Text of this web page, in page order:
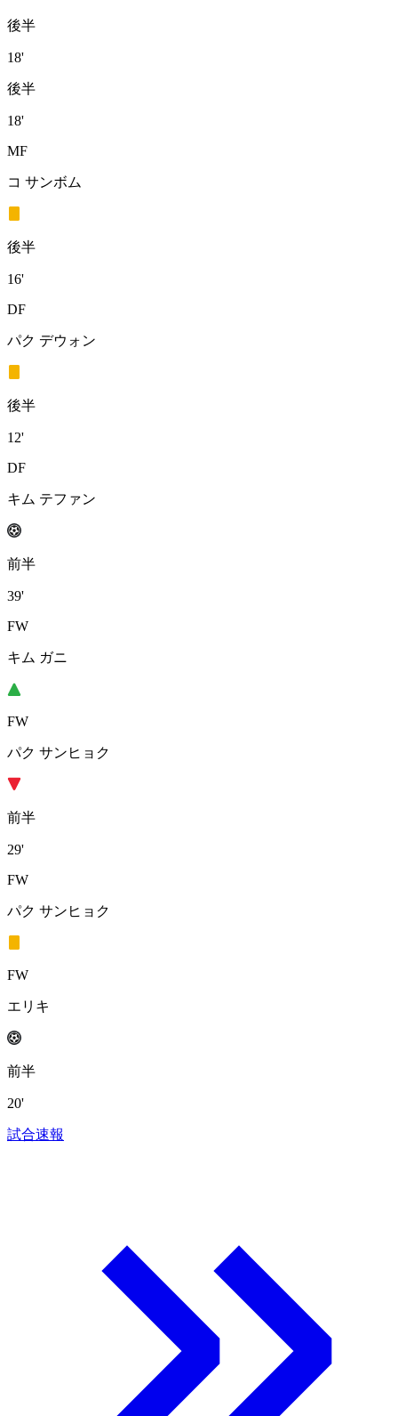
後半
18'
後半
18'
MF
コ サンボム
後半
16'
DF
パク デウォン
後半
12'
DF
キム テファン
前半
39'
FW
キム ガニ
FW
パク サンヒョク
前半
29'
FW
パク サンヒョク
FW
エリキ
前半
20'
試合速報